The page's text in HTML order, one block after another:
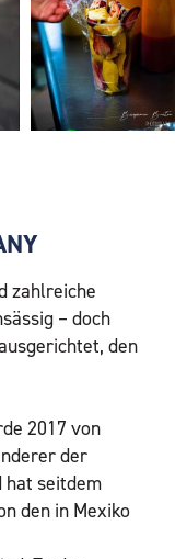
zahlreiche
– doch
den
2017 von
der
hat seitdem
den in Mexiko